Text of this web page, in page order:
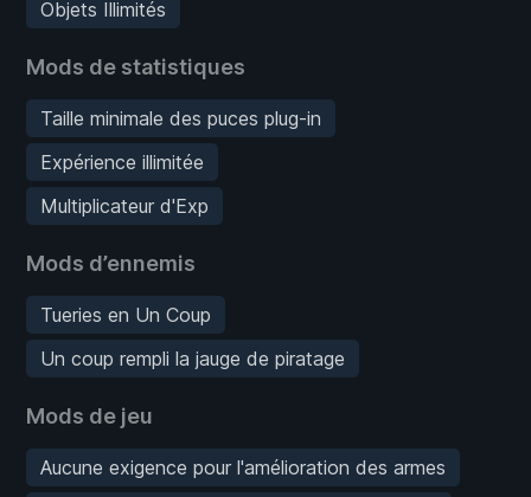
Objets Illimités
Mods de statistiques
Taille minimale des puces plug-in
Expérience illimitée
Multiplicateur d'Exp
Mods d’ennemis
Tueries en Un Coup
Un coup rempli la jauge de piratage
Mods de jeu
Aucune exigence pour l'amélioration des armes